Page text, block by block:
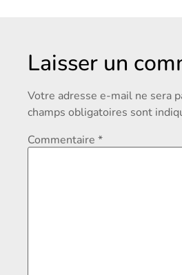
Laisser un
Votre adresse e-mail ne sera
champs obligatoires sont
Commentaire *